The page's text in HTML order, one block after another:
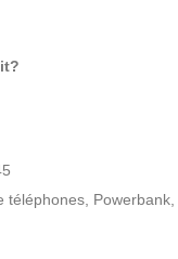
téléphones, Powerbank,